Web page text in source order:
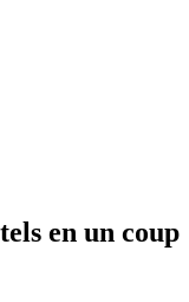
en un coup